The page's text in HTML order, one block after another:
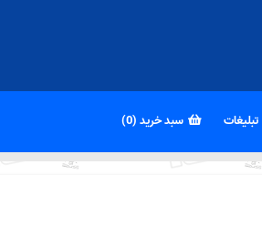
تبلیغات سبد خرید (0)